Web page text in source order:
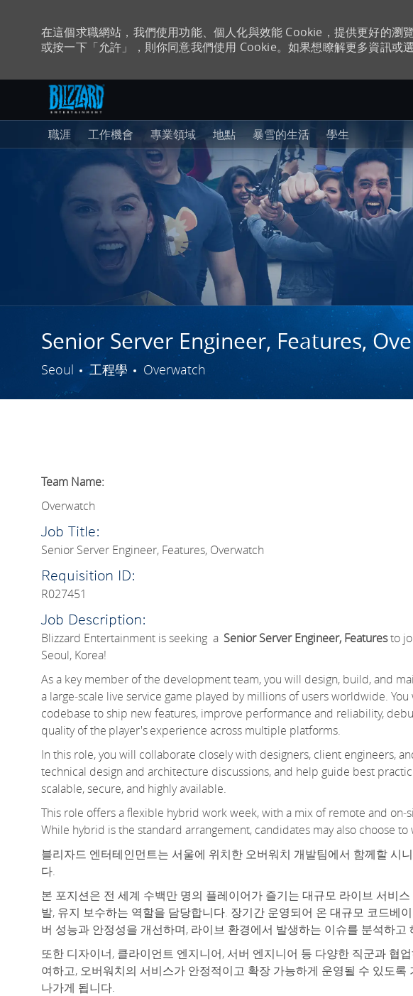
在這個求職網站，我們使用功能、個人化與效能 Cookie，提供更好的瀏
或按一下「允許」，則你同意我們使用 Cookie。如果想瞭解更多資訊或
跳至主要內容
職涯 工作機會 專業領域 地點 暴雪的生活 學生
Senior Server Engineer, Features,
城市
Seoul 類別
工程學 Overwatch
Team Name:
Overwatch
Job Title:
Senior Server Engineer, Features, Overwatch
Requisition ID:
R027451
Job Description:
Blizzard Entertainment is seeking a Senior Server Engineer, Featuresto
Seoul, Korea!
As a key member of the development team, you will design, build, and
a large‑scale live service game played by millions of users worldwide.
codebase to ship new features, improve performance and reliability,
quality of the player's experience across multiple platforms.
In this role, you will collaborate closely with designers, client engineers,
technical design and architecture discussions, and help guide best
scalable, secure, and highly available.
This role offers a flexible hybrid work week, with a mix of remote and on‑
While hybrid is the standard arrangement, candidates may also choose to
블리자드 엔터테인먼트는 서울에 위치한 오버워치 개발팀에서 함께할시
다.
본 포지션은 전 세계 수백만 명의 플레이어가 즐기는 대규모 라이브 서비
발, 유지 보수하는 역할을 담당합니다. 장기간 운영되어 온 대규모 코드베
버 성능과 안정성을 개선하며, 라이브 환경에서 발생하는 이슈를 분석하고
또한 디자이너, 클라이언트 엔지니어, 서버 엔지니어 등 다양한 직군과 협
여하고, 오버워치의 서비스가 안정적이고 확장 가능하게 운영될 수 있도
나가게 됩니다.